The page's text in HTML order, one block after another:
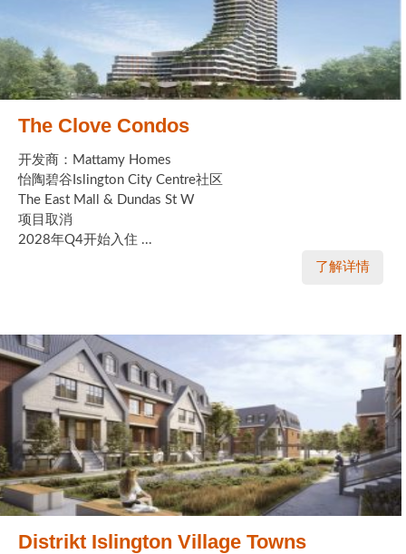
The Clove Condos
开发商：Mattamy Homes
怡陶碧谷Islington City Centre社区
The East Mall & Dundas St W
项目取消
2028年Q4开始入住 ...
了解详情
Distrikt Islington Village Towns